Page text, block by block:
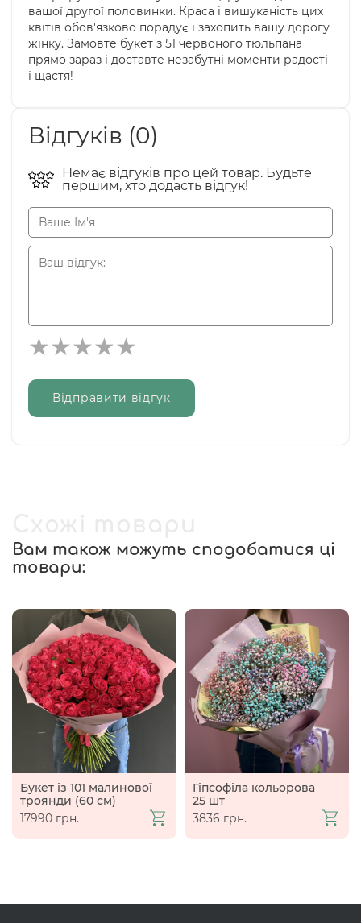
вашої другої половинки. Краса і вишуканість цих
квітів обов'язково порадує і захопить вашу дорогу
жінку. Замовте букет з 51 червоного тюльпана
прямо зараз і доставте незабутні моменти радості
і щастя!
Відгуків (0)
Немає відгуків про цей товар. Будьте
першим, хто додасть відгук!
Відправити відгук
Вам також можуть сподобатися ці
товари:
Букет із 101 малинової
троянди (60 см)
17990 грн.
Гіпсофіла кольорова
25 шт
3836 грн.